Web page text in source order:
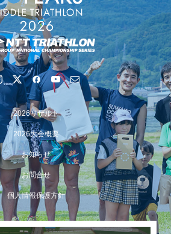
域６市町村連絡会議を開催しました
オンラインガイドツアーが開催
2026リザルト
2026大会概要
お知らせ
お問合せ
個人情報保護方針